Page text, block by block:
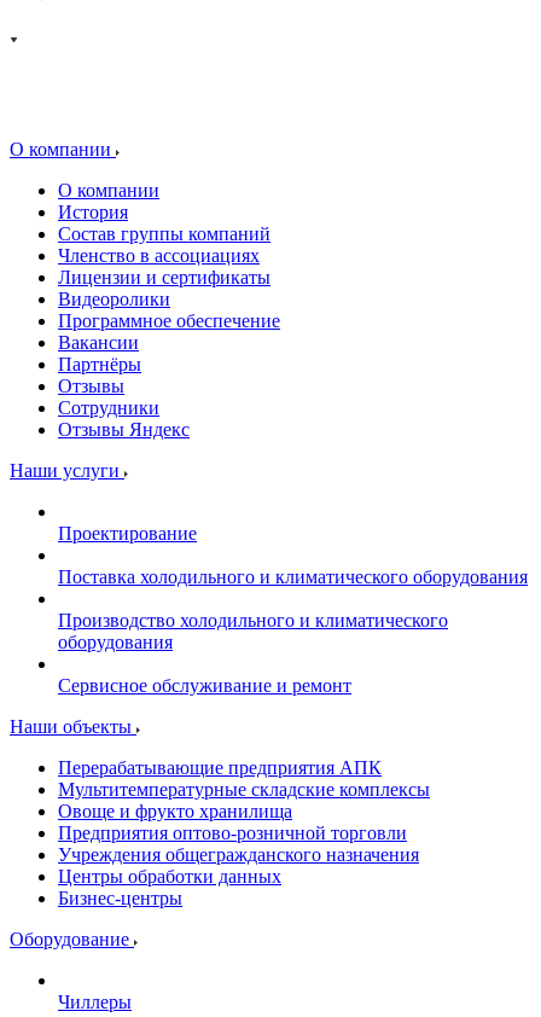
О компании
О компании
История
Состав группы компаний
Членство в ассоциациях
Лицензии и сертификаты
Видеоролики
Программное обеспечение
Вакансии
Партнёры
Отзывы
Сотрудники
Отзывы Яндекс
Наши услуги
Проектирование
Поставка холодильного и климатического оборудования
Производство холодильного и климатического
оборудования
Сервисное обслуживание и ремонт
Наши объекты
Перерабатывающие предприятия АПК
Мультитемпературные складские комплексы
Овоще и фрукто хранилища
Предприятия оптово-розничной торговли
Учреждения общегражданского назначения
Центры обработки данных
Бизнес-центры
Оборудование
Чиллеры